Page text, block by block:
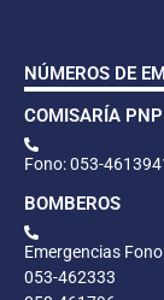
NÚMEROS DE
COMISARÍA PNP
Fono: 053-
BOMBEROS
Emergencias
053-462333